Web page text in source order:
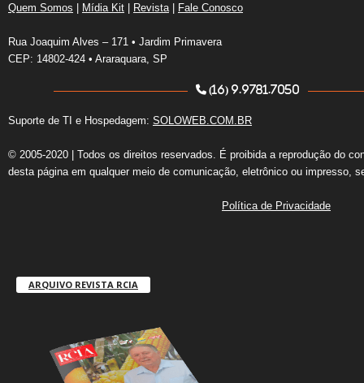
Quem Somos | Mídia Kit | Revista | Fale Conosco
Rua Joaquim Alves – 171 • Jardim Primavera
CEP: 14802-424 • Araraquara, SP
(16) 9.9781.7050
Suporte de TI e Hospedagem: SOLOWEB.COM.BR
© 2005-2020 | Todos os direitos reservados. É proibida a reprodução do
desta página em qualquer meio de comunicação, eletrônico ou impresso,
Política de Privacidade
ARQUIVO REVISTA RCIA